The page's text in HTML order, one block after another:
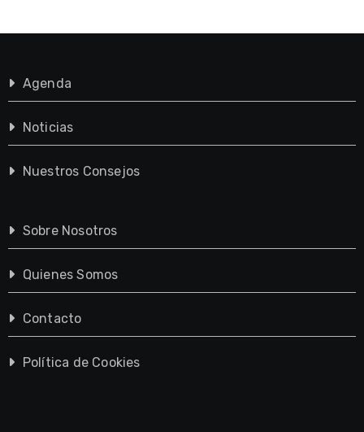
Agenda
Noticias
Nuestros Consejos
Sobre Nosotros
Quienes Somos
Contacto
Política de Cookies